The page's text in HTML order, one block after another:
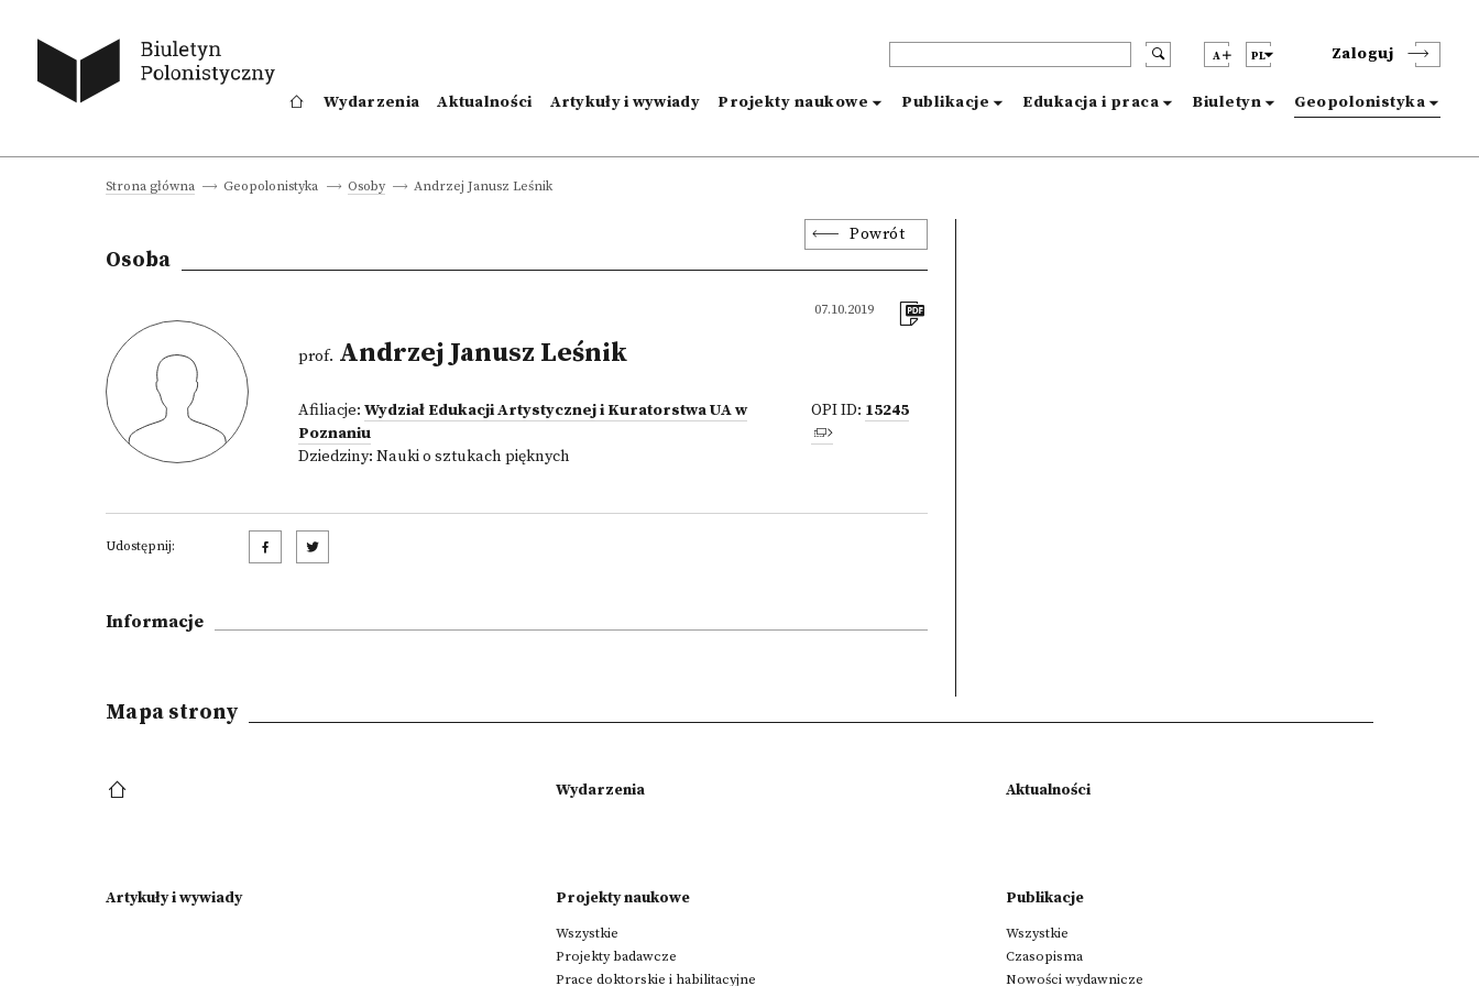
A PL Zaloguj
Wydarzenia Aktualności Artykuły i wywiady Projekty naukowe Publikacje Edukacja i praca Biuletyn Geopolonistyka
Strona główna Geopolonistyka Osoby Andrzej Janusz Leśnik
Powrót
Osoba
07.10.2019
prof. Andrzej Janusz Leśnik
Afiliacje: Wydział Edukacji Artystycznej i Kuratorstwa UA w
Poznaniu
Dziedziny: Nauki o sztukach pięknych
OPI ID: 15245
Udostępnij:
Informacje
Mapa strony
Wydarzenia Aktualności
Artykuły i wywiady Projekty naukowe
Wszystkie
Projekty badawcze
Prace doktorskie i habilitacyjne
Publikacje
Wszystkie
Czasopisma
Nowości wydawnicze